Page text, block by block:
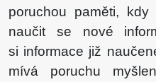
poruchou paměti,
naučit se nové
si informace již
mívá poruchu